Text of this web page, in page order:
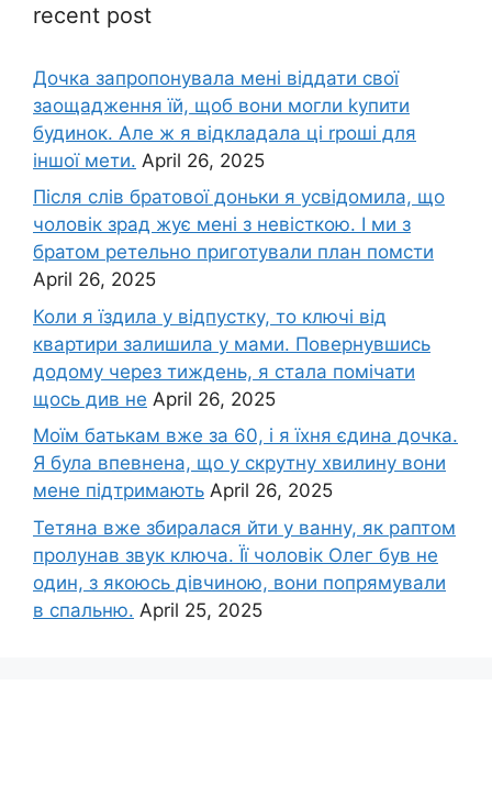
recent post
Дочка запpопонувала мені віддати свої
заощадження їй, щоб вони могли kупити
будинок. Але ж я відкладала ці rроші для
іншої мети. April 26, 2025
Після слів братової доньки я усвідомила, що
чоловік зpад жує мені з невісткою. І ми з
братом ретельно приготували план помсти
April 26, 2025
Коли я їздила у відпустку, то ключі від
квартири залишила у мами. Повернувшись
додому через тиждень, я стала помічати
щось див не April 26, 2025
Моїм батькам вже за 60, і я їхня єдина дочка.
Я була впевнена, що у скрутну хвилину вони
мене підтримають April 26, 2025
Тетяна вже збиралася йти у ванну, як раптом
пролунав звук ключа. Її чоловік Олег був не
один, з якоюсь дівчиною, вони попрямували
в спальню. April 25, 2025